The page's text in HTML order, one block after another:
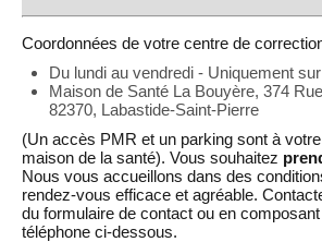
Coordonnées de votre centre de
Du lundi au vendredi - Uniquement
Maison de Santé La Bouyère, 374 Rue Victor Hugo,
82370, Labastide-Saint-Pierre
(Un accès PMR et un parking sont à
maison de la santé). Vous souhaitez
Nous vous accueillons dans des
rendez-vous efficace et agréable.
du formulaire de contact ou en
téléphone ci-dessous.